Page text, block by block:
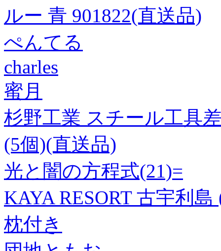
ルー 青 901822(直送品)
ぺんてる
charles
蜜月
杉野工業 スチール工具
(5個)(直送品)
光と闇の方程式(21)=
KAYA RESORT 古宇利
枕付き